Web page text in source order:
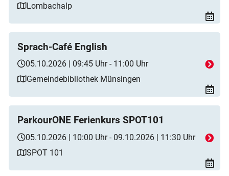
Lombachalp
Sprach-Café English
05.10.2026 | 09:45 Uhr - 11:00 Uhr
Gemeindebibliothek Münsingen
ParkourONE Ferienkurs SPOT101
05.10.2026 | 10:00 Uhr - 09.10.2026 | 11:30 Uhr
SPOT 101